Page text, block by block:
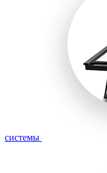
системы